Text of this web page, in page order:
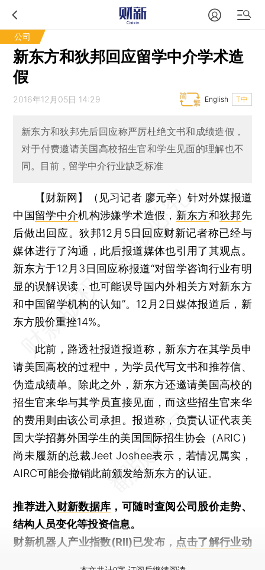
公司
新东方和狄邦回应留学中介学术造
假
2016年12月05日 14:29 T中
English
新东方和狄邦先后回应称严厉杜绝文书和成绩造假，
对于付费邀请美国高校招生官和学生见面的理解也不
同。目前，留学中介行业缺乏标准
【财新网】（见习记者 廖元辛）针对外媒报道
中国留学中介机构涉嫌学术造假， 新东方和狄邦先
后做出回应。狄邦12月5日回应财新记者称已经与
媒体进行了沟通，此后报道媒体也引用了其观点。
新东方于12月3日回应称报道“对留学咨询行业有明
显的误解误读，也可能误导国内外相关方对新东方
和中国留学机构的认知”。12月2日媒体报道后，新
东方股价重挫14%。
此前，路透社报道报道称，新东方在其学员申
请美国高校的过程中，为学员代写文书和推荐信、
伪造成绩单。除此之外，新东方还邀请美国高校的
招生官来华与其学员直接见面，而这些招生官来华
的费用则由该公司承担。报道称，负责认证代表美
国大学招募外国学生的美国国际招生协会（ARIC）
尚未履新的总裁Jeet Joshee表示，若情况属实，
AIRC可能会撤销此前颁发给新东方的认证。
推荐进入财新数据库 ，可随时查阅公司股价走势、
结构人员变化等投资信息。
财新机器人产业指数(RII)已发布， 点击了解行业动